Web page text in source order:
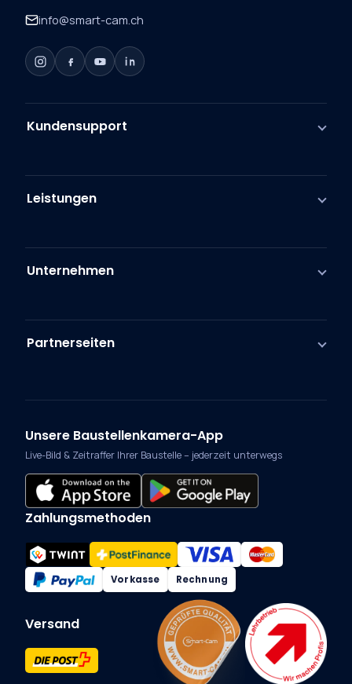
info@smart-cam.ch
Kundensupport
Leistungen
Unternehmen
Partnerseiten
Unsere Baustellenkamera-App
Live-Bild & Zeitraffer Ihrer Baustelle – jederzeit unterwegs
Zahlungsmethoden
Vorkasse Rechnung
Versand